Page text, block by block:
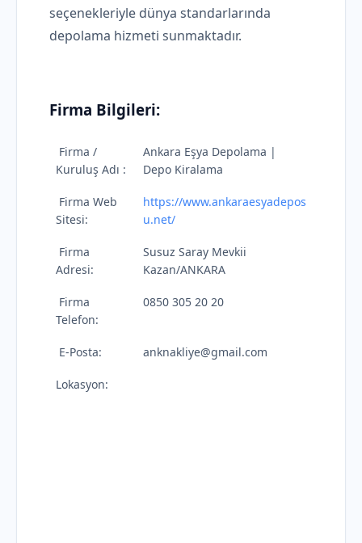
seçenekleriyle dünya standarlarında
depolama hizmeti sunmaktadır.
Firma Bilgileri:
Firma /
Kuruluş Adı :
Ankara Eşya Depolama |
Depo Kiralama
Firma Web
Sitesi:
https://www.ankaraesyadepos
u.net/
Firma
Adresi:
Susuz Saray Mevkii
Kazan/ANKARA
Firma
Telefon:
0850 305 20 20
E-Posta: anknakliye@gmail.com
Lokasyon: